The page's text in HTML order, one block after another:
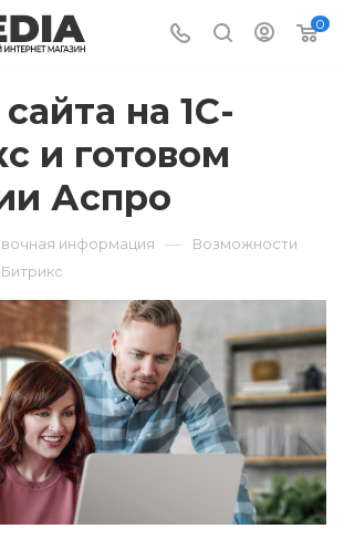
0
на 1С-
и готовом
Аспро
информация — Возможности